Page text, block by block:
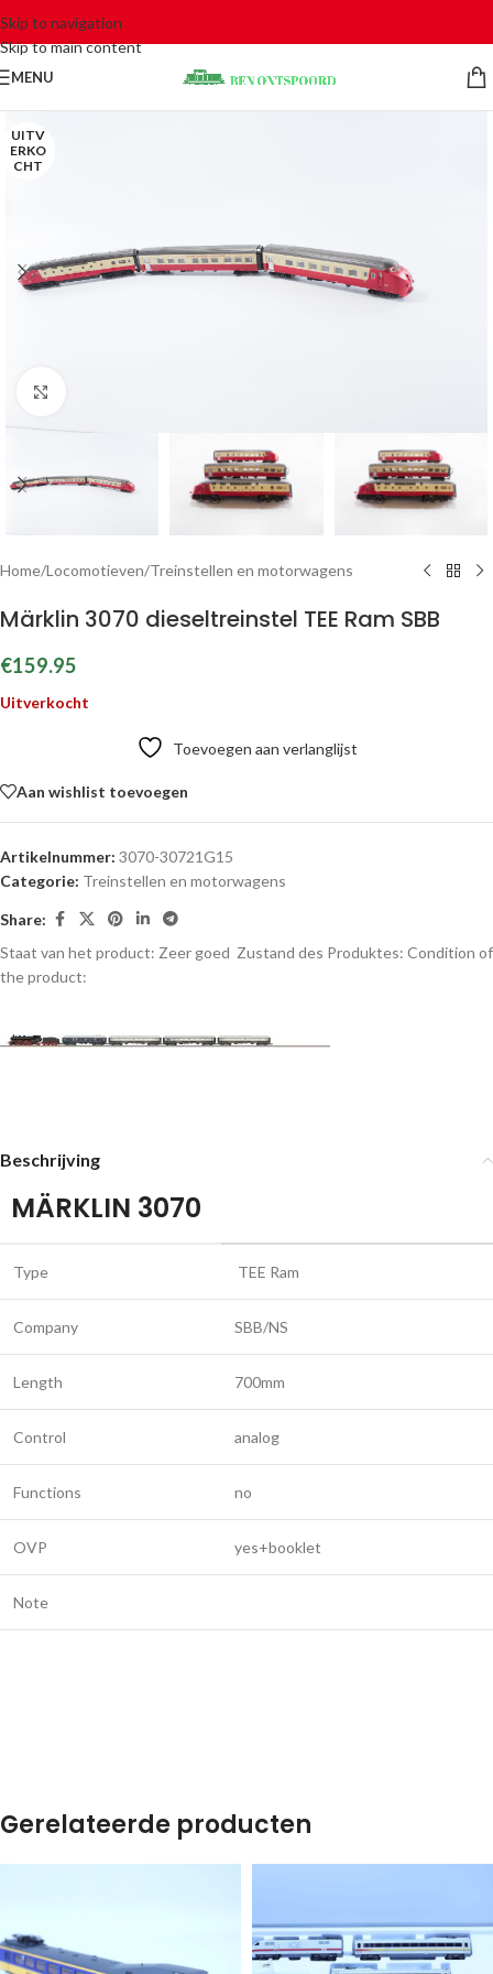
Skip to navigation
Skip to main content
MENU
UITV
ERKO
CHT
Home/Locomotieven/Treinstellen en motorwagens
Märklin 3070 dieseltreinstel TEE Ram SBB
€159.95
Uitverkocht
Toevoegen aan verlanglijst
Aan wishlist toevoegen
Artikelnummer: 3070-30721G15
Categorie: Treinstellen en motorwagens
Share:
Staat van het product: Zeer goed Zustand des Produktes: Condition of
the product:
Beschrijving
MÄRKLIN 3070
Type TEE Ram
Company SBB/NS
Length 700mm
Control analog
Functions no
OVP yes+booklet
Note
Gerelateerde producten